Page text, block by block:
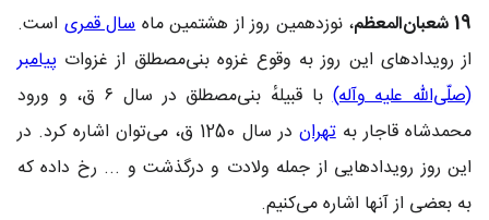
19 شعبان‌المعظم
، نوزدهمین روز از هشتمین ماهسال قمری است.
از رویدادهای این روز به وقوع غزوه بنی‌مصطلق از غزوات پیامبر
(صلّی‌الله علیه وآله)
با قبیلهٔ بنی‌مصطلق در سال ۶ ق، و ورود
محمدشاه قاجار بهتهران
در سال 1250 ق، می‌توان اشاره کرد. در
این روز رویدادهایی از جمله ولادت و درگذشت و ... رخ داده که
به بعضی از آنها اشاره می‌کنیم.